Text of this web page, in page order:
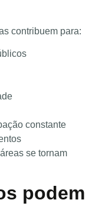
contribuem para:
constante
se tornam
podem